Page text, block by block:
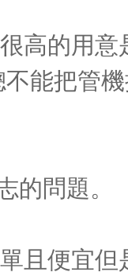
高的用
能把管
的問題。
且便宜